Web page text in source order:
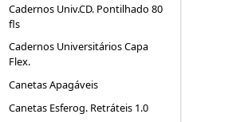
Cadernos Univ.CD. Pontilhado 80
fls
Cadernos Universitários Capa
Flex.
Canetas Apagáveis
Canetas Esferog. Retráteis 1.0